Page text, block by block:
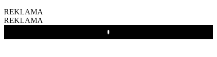
REKLAMA
REKLAMA
Play